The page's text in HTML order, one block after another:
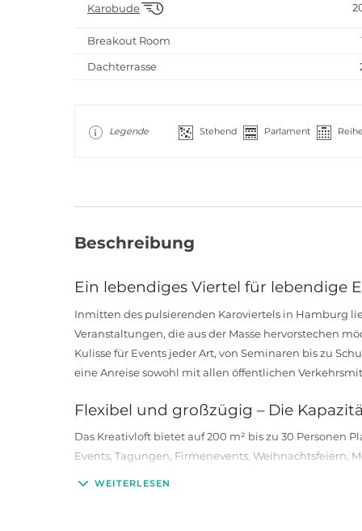
Karobude
Breakout Room
Dachterrasse
Legende Stehend Parlament
Beschreibung
Ein lebendiges Viertel für lebendige
Inmitten des pulsierenden Karoviertels in Hamburg
Veranstaltungen, die aus der Masse hervorstechen
Kulisse für Events jeder Art, von Seminaren bis zu
eine Anreise sowohl mit allen öffentlichen
Flexibel und großzügig – Die
Das Kreativloft bietet auf 200 m² bis zu 30 Personen
Events, Tagungen, Firmenevents,
WEITERLESEN